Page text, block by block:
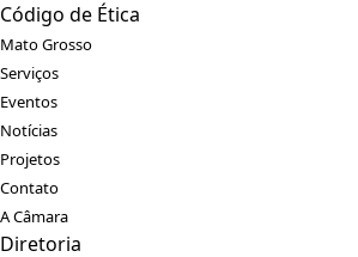
Código de Ética
Mato Grosso
Serviços
Eventos
Notícias
Projetos
Contato
A Câmara
Diretoria